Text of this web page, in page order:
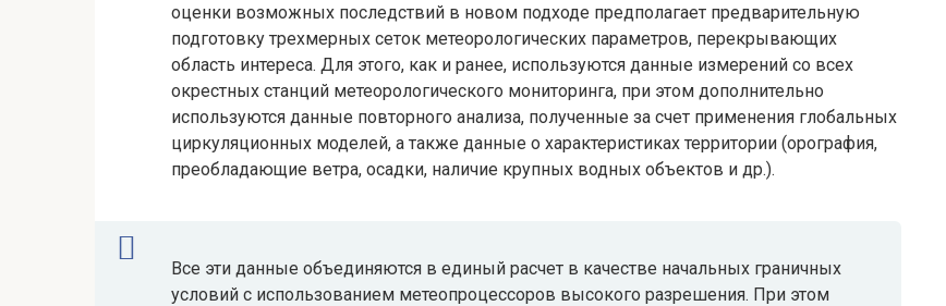
оценки возможных последствий в новом подходе предполагает предварительную
подготовку трехмерных сеток метеорологических параметров, перекрывающих
область интереса. Для этого, как и ранее, используются данные измерений со всех
окрестных станций метеорологического мониторинга, при этом дополнительно
используются данные повторного анализа, полученные за счет применения глобальных
циркуляционных моделей, а также данные о характеристиках территории (орография,
преобладающие ветра, осадки, наличие крупных водных объектов и др.).
Все эти данные объединяются в единый расчет в качестве начальных граничных
условий с использованием метеопроцессоров высокого разрешения. При этом